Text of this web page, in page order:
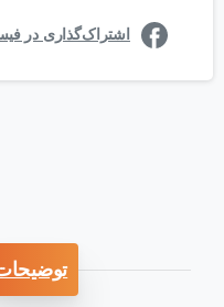
اشتراک‌گذاری در